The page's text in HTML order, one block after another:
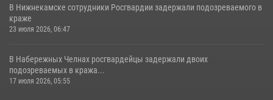
В Нижнекамске сотрудники Росгвардии задержали подозреваемого в
краже
23 июля 2026, 06:47
В Набережных Челнах росгвардейцы задержали двоих
подозреваемых в кража...
17 июля 2026, 05:55